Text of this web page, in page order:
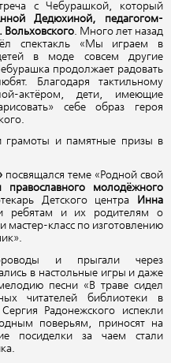
с Чебурашкой, который
Дедюхиной, педагогом-
Вольховского. Много лет назад
спектакль «Мы играем в
в моде совсем другие
продолжает радовать
Благодаря тактильному
актёром, дети, имеющие
себе образ героя
грамоты и памятные призы в
посвящался теме «Родной свой
православного молодёжного
Детского центра
Инна
ребятам и их родителям о
мастер-класс по изготовлению
и прыгали через
в настольные игры и даже
песни «В траве сидел
читателей библиотеки в
Радонежского испекли
поверьям, приносят на
посиделки за чаем стали